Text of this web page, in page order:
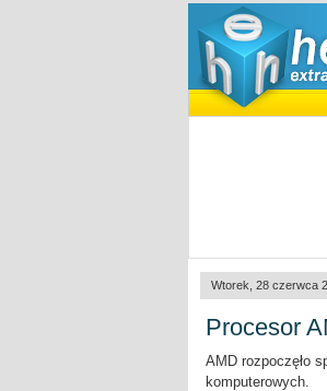
Wtorek, 28 czerwca
Procesor
AMD rozpoczęło
komputerowych.